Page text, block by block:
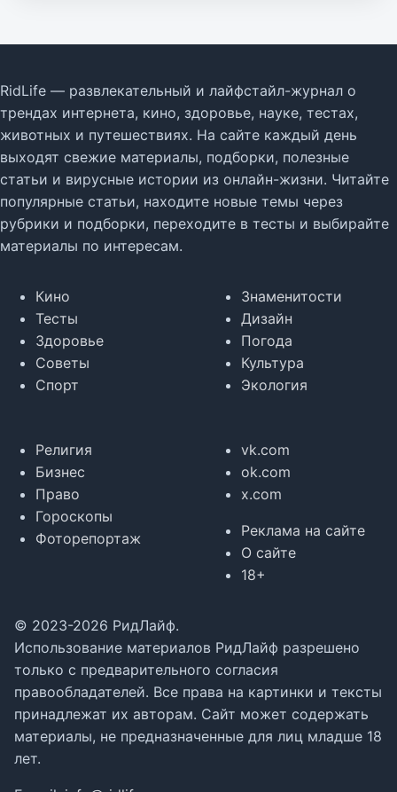
RidLife — развлекательный и лайфстайл-журнал о
трендах интернета, кино, здоровье, науке, тестах,
животных и путешествиях. На сайте каждый день
выходят свежие материалы, подборки, полезные
статьи и вирусные истории из онлайн-жизни. Читайте
популярные статьи, находите новые темы через
рубрики и подборки, переходите в тесты и выбирайте
материалы по интересам.
Кино
Тесты
Здоровье
Советы
Спорт
Знаменитости
Дизайн
Погода
Культура
Экология
Религия
Бизнес
Право
Гороскопы
Фоторепортаж
vk.com
ok.com
x.com
Реклама на сайте
О сайте
18+
© 2023-2026 РидЛайф.
Использование материалов РидЛайф разрешено
только с предварительного согласия
правообладателей. Все права на картинки и тексты
принадлежат их авторам. Сайт может содержать
материалы, не предназначенные для лиц младше 18
лет.